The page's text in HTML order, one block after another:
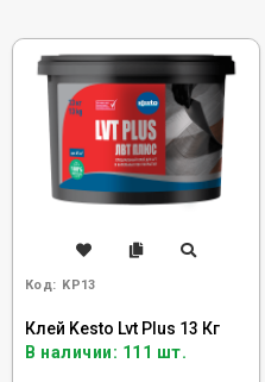
Код: KP13
Клей Kesto Lvt Plus 13 Кг
В наличии: 111 шт.